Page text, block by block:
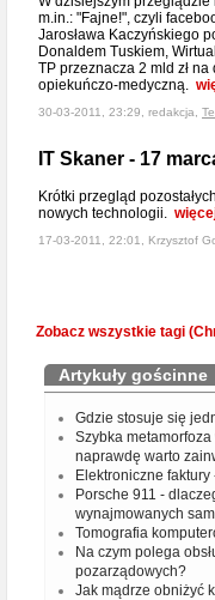
m.in.: "Fajne!", czyli
Jarosława Kaczyńskiego
Donaldem Tuskiem,
TP przeznacza 2 mld zł
opiekuńczo-medyczną.
30-03-2011, 23:29, redakcja,
IT Skaner - 17
Krótki przegląd
nowych technologii.
17-03-2011, 22:01, Krzysztof
Zobacz wszystkie tagi
Artykuły gościnne
Gdzie stosuje się
Szybka
naprawdę warto
Elektroniczne
Porsche 911 -
wynajmowanych
Tomografia
Na czym polega
pozarządowych?
Jak mądrze obniżyć